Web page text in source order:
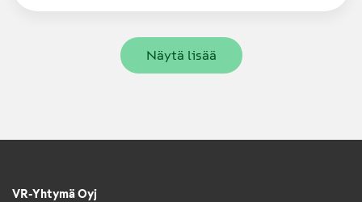
Näytä lisää
VR-Yhtymä Oyj